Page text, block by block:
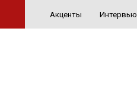
Акценты Интервью